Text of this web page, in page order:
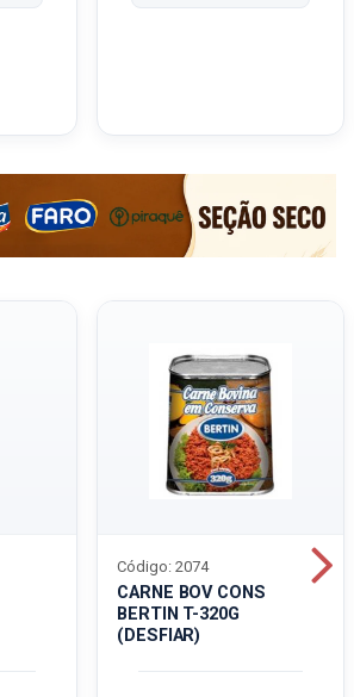
CARNE BOV CONS
BERTIN T-320G
(DESFIAR)
Código: 2074